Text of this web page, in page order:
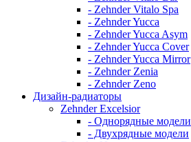
- Zehnder Vitalo Spa
- Zehnder Yucca
- Zehnder Yucca Asym
- Zehnder Yucca Cover
- Zehnder Yucca Mirror
- Zehnder Zenia
- Zehnder Zeno
Дизайн-радиаторы
Zehnder Excelsior
- Однорядные модели
- Двухрядные модели